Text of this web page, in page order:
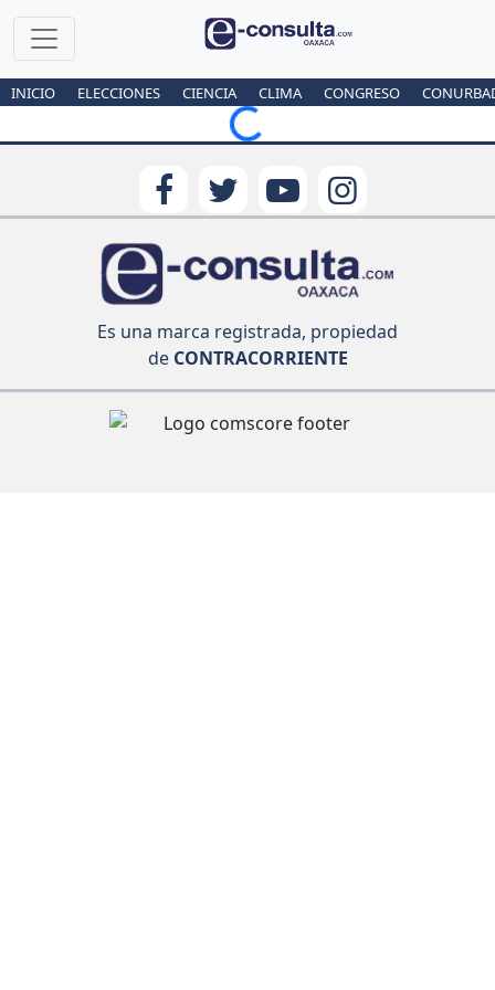
INICIO ELECCIONES CIENCIA CLIMA CONGRESO
Loading...
Es una marca registrada, propiedad
deCONTRACORRIENTE